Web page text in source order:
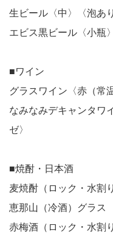
生ビール〈中〉〈泡あ
エビス黒ビール〈小瓶
■ワイン
グラスワイン〈赤（常
なみなみデキャンタワ
ゼ〉
■焼酎・日本酒
麦焼酎（ロック・水割
恵那山（冷酒）グラス
赤梅酒（ロック・水割